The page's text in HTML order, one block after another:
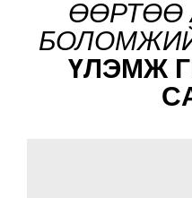
ӨӨРТӨӨ
ҮЛЭМЖ